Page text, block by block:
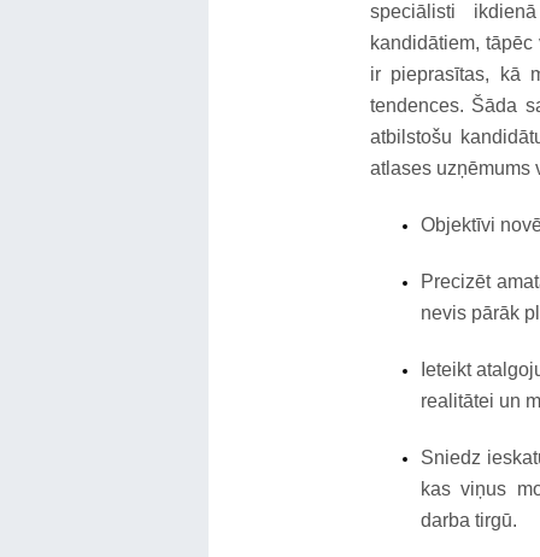
speciālisti
kandidātiem,
ir pieprasītas, kā
tendences. Šāda
atbilstošu
atlases uzņēmums
Objektīvi
Precizēt
nevis pārāk
Ieteikt
realitātei un
Sniedz
kas viņus
darba tirgū.